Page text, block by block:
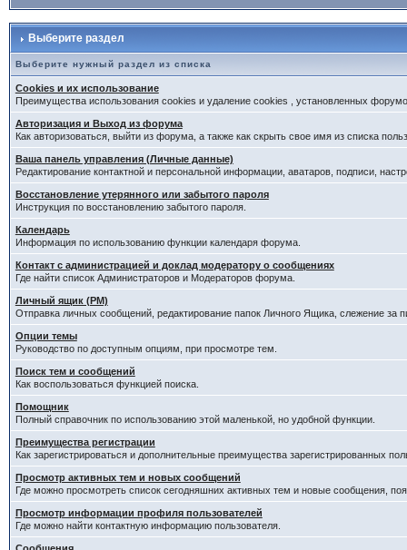
Выберите раздел
Выберите нужный раздел из списка
Cookies и их использование
Преимущества использования cookies и удаление cookies , установленных
Авторизация и Выход из форума
Как авторизоваться, выйти из форума, а также как скрыть свое имя из списка
Ваша панель управления (Личные данные)
Редактирование контактной и персональной информации, аватаров, подписи,
Восстановление утерянного или забытого пароля
Инструкция по восстановлению забытого пароля.
Календарь
Информация по использованию функции календаря форума.
Контакт с администрацией и доклад модератору о сообщениях
Где найти список Администраторов и Модераторов форума.
Личный ящик (PM)
Отправка личных сообщений, редактирование папок Личного Ящика, слежение за
Опции темы
Руководство по доступным опциям, при просмотре тем.
Поиск тем и сообщений
Как воспользоваться функцией поиска.
Помощник
Полный справочник по использованию этой маленькой, но удобной функции.
Преимущества регистрации
Как зарегистрироваться и дополнительные преимущества зарегистрированных
Просмотр активных тем и новых сообщений
Где можно просмотреть список сегодняшних активных тем и новые сообщения,
Просмотр информации профиля пользователей
Где можно найти контактную информацию пользователя.